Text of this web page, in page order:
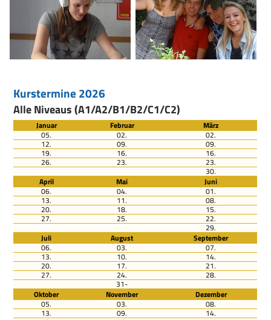
Kurstermine 2026
Alle Niveaus (A1/A2/B1/B2/C1/C2)
Januar Februar
März
05.
02. 02.
12. 09. 09.
19. 16. 16.
26. 23. 23.
30.
April
Mai
Juni
06.
04. 01.
13. 11. 08.
20. 18. 15.
27. 25. 22.
29.
Juli
August
September
06.
03. 07.
13. 10. 14.
20. 17. 21.
27. 24. 28.
31-
Oktober
November
Dezember
05.
03. 08.
13. 09. 14.